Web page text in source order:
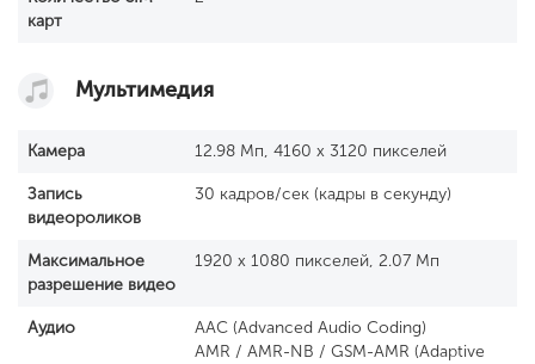
карт
Мультимедия
Камера 12.98 Мп, 4160 x 3120 пикселей
Запись
видеороликов
30 кадров/сек (кадры в секунду)
Максимальное
разрешение видео
1920 x 1080 пикселей, 2.07 Мп
Аудио
AAC (Advanced Audio Coding)
AMR / AMR-NB / GSM-AMR (Adaptive